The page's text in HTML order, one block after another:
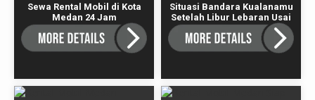
Sewa Rental Mobil di Kota
Medan 24 Jam
Situasi Bandara Kualanamu
Setelah Libur Lebaran Usai